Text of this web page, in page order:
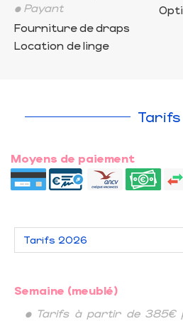
• Payant
Fourniture de draps
Location de linge
Tarifs
Moyens de paiement
Semaine (meublé)
• Tarifs à partir de 385€